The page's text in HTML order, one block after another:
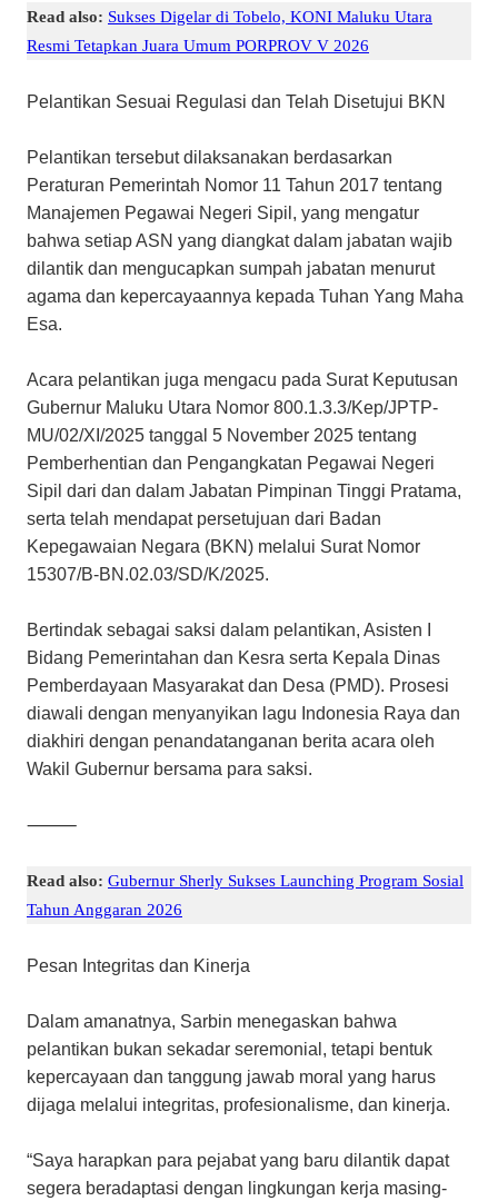
Read also: Sukses Digelar di Tobelo, KONI Maluku Utara
Resmi Tetapkan Juara Umum PORPROV V 2026
Pelantikan Sesuai Regulasi dan Telah Disetujui BKN
Pelantikan tersebut dilaksanakan berdasarkan
Peraturan Pemerintah Nomor 11 Tahun 2017 tentang
Manajemen Pegawai Negeri Sipil, yang mengatur
bahwa setiap ASN yang diangkat dalam jabatan wajib
dilantik dan mengucapkan sumpah jabatan menurut
agama dan kepercayaannya kepada Tuhan Yang Maha
Esa.
Acara pelantikan juga mengacu pada Surat Keputusan
Gubernur Maluku Utara Nomor 800.1.3.3/Kep/JPTP-
MU/02/XI/2025 tanggal 5 November 2025 tentang
Pemberhentian dan Pengangkatan Pegawai Negeri
Sipil dari dan dalam Jabatan Pimpinan Tinggi Pratama,
serta telah mendapat persetujuan dari Badan
Kepegawaian Negara (BKN) melalui Surat Nomor
15307/B-BN.02.03/SD/K/2025.
Bertindak sebagai saksi dalam pelantikan, Asisten I
Bidang Pemerintahan dan Kesra serta Kepala Dinas
Pemberdayaan Masyarakat dan Desa (PMD). Prosesi
diawali dengan menyanyikan lagu Indonesia Raya dan
diakhiri dengan penandatanganan berita acara oleh
Wakil Gubernur bersama para saksi.
⸻
Read also: Gubernur Sherly Sukses Launching Program Sosial
Tahun Anggaran 2026
Pesan Integritas dan Kinerja
Dalam amanatnya, Sarbin menegaskan bahwa
pelantikan bukan sekadar seremonial, tetapi bentuk
kepercayaan dan tanggung jawab moral yang harus
dijaga melalui integritas, profesionalisme, dan kinerja.
“Saya harapkan para pejabat yang baru dilantik dapat
segera beradaptasi dengan lingkungan kerja masing-